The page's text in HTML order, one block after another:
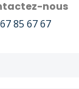
nous
85 67 67